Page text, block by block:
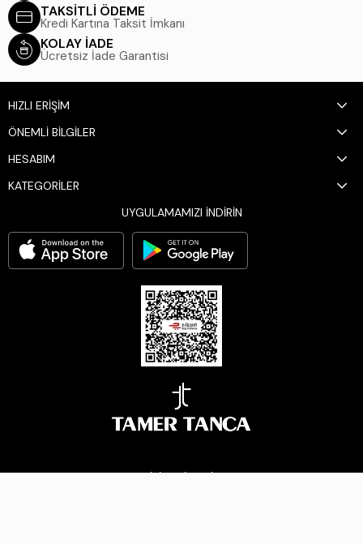
TAKSİTLİ ÖDEME
Kredi Kartına Taksit İmkanı
KOLAY İADE
Ücretsiz İade Garantisi
HIZLI ERİŞİM
ÖNEMLİ BİLGİLER
HESABIM
KATEGORİLER
UYGULAMAMIZI İNDİRİN
BİZİ TAKİP EDİN